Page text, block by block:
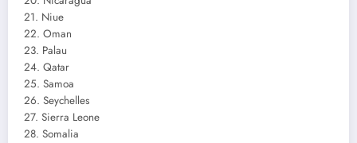
21. Niue
22. Oman
23. Palau
24. Qatar
25. Samoa
26. Seychelles
27. Sierra Leone
28. Somalia